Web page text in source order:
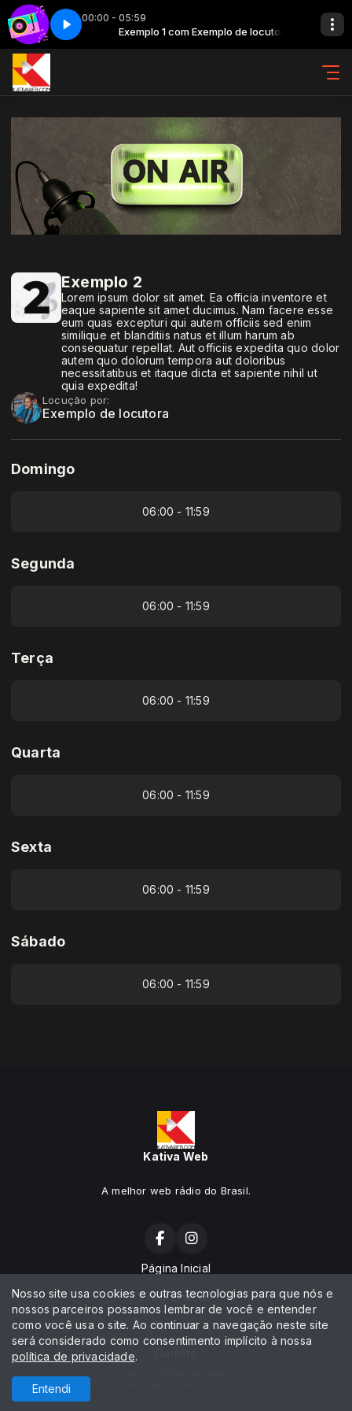
00:00 - 05:59
de locutor Exemplo 1 com Exemplo de locutor
6 Back in time - Parte 6
Exemplo 2
Lorem ipsum dolor sit amet. Ea officia inventore et
eaque sapiente sit amet ducimus. Nam facere esse
eum quas excepturi qui autem officiis sed enim
similique et blanditiis natus et illum harum ab
consequatur repellat. Aut officiis expedita quo dolor
autem quo dolorum tempora aut doloribus
necessitatibus et itaque dicta et sapiente nihil ut
quia expedita!
Locução por:
Exemplo de locutora
Domingo
06:00 - 11:59
Segunda
06:00 - 11:59
Terça
06:00 - 11:59
Quarta
06:00 - 11:59
Sexta
06:00 - 11:59
Sábado
06:00 - 11:59
Kativa Web
A melhor web rádio do Brasil.
Página Inicial
Programação
Notícias
Nosso site usa cookies e outras tecnologias para que nós e
nossos parceiros possamos lembrar de você e entender
como você usa o site. Ao continuar a navegação neste site
será considerado como consentimento implícito à nossa
política de privacidade.
Entendi